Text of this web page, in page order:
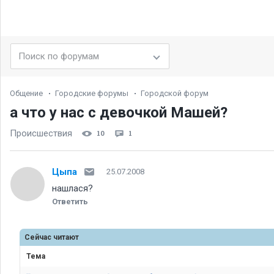
Общение Городские форумы Городской форум
а что у нас с девочкой Машей
Происшествия 10 1
Цыпа 25.07.2008
нашлася
Ответить
Сейчас читают
Тема